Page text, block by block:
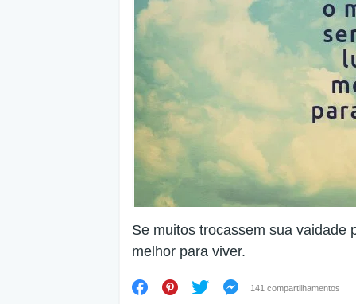
Se muitos trocassem sua vaidade
melhor para viver.
141 compartilhamentos